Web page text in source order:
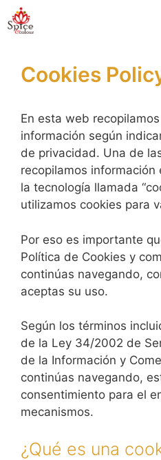
Skip
to
Cookies
En esta web
información según
de privacidad. Una de
recopilamos
la tecnología llamada
utilizamos cookies para
Por eso es importante
Política de Cookies y
continúas navegando,
aceptas su uso.
Según los términos
de la Ley 34/2002 de
de la Información y
continúas navegando,
consentimiento para el
mecanismos.
¿Qué es una